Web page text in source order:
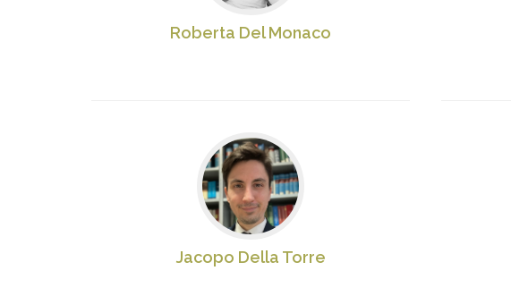
Roberta Del Monaco
Jacopo Della Torre